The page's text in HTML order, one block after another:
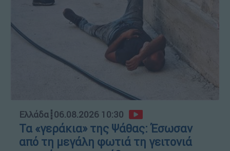
Ελλάδα┋06.08.2026 10:30
Τα «γεράκια» της Ψάθας: Έσωσαν
από τη μεγάλη φωτιά τη γειτονιά